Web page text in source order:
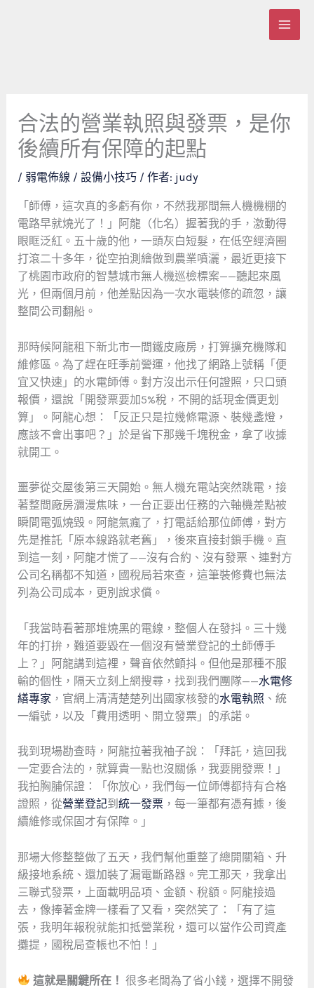
合法的營業執照與發票，是你
後續所有保障的起點
/ 弱電佈線 / 設備小技巧/ 作者: judy
「師傅，這次真的多虧有你，不然我那間無人機機棚的
電路早就燒光了！」阿龍（化名）握著我的手，激動得
眼眶泛紅。五十歲的他，一頭灰白短髮，在低空經濟圈
打滾二十多年，從空拍測繪做到農業噴灑，最近更接下
了桃園市政府的智慧城市無人機巡檢標案——聽起來風
光，但兩個月前，他差點因為一次水電裝修的疏忽，讓
整間公司翻船。
那時候阿龍租下新北市一間鐵皮廠房，打算擴充機隊和
維修區。為了趕在旺季前營運，他找了網路上號稱「便
宜又快速」的水電師傅。對方沒出示任何證照，只口頭
報價，還說「開發票要加5%稅，不開的話現金價更划
算」。阿龍心想：「反正只是拉幾條電源、裝幾盞燈，
應該不會出事吧？」於是省下那幾千塊稅金，拿了收據
就開工。
噩夢從交屋後第三天開始。無人機充電站突然跳電，接
著整間廠房瀰漫焦味，一台正要出任務的六軸機差點被
瞬間電弧燒毀。阿龍氣瘋了，打電話給那位師傅，對方
先是推託「原本線路就老舊」，後來直接封鎖手機。直
到這一刻，阿龍才慌了——沒有合約、沒有發票、連對方
公司名稱都不知道，國稅局若來查，這筆裝修費也無法
列為公司成本，更別說求償。
「我當時看著那堆燒黑的電線，整個人在發抖。三十幾
年的打拚，難道要毀在一個沒有營業登記的土師傅手
上？」阿龍講到這裡，聲音依然顫抖。但他是那種不服
輸的個性，隔天立刻上網搜尋，找到我們團隊——水電修
繕專家 ，官網上清清楚楚列出國家核發的水電執照 、統
一編號，以及「費用透明、開立發票」的承諾。
我到現場勘查時，阿龍拉著我袖子說：「拜託，這回我
一定要合法的，就算貴一點也沒關係，我要開發票！」
我拍胸脯保證：「你放心，我們每一位師傅都持有合格
證照，從營業登記到 統一發票，每一筆都有憑有據，後
續維修或保固才有保障。」
那場大修整整做了五天，我們幫他重整了總開關箱、升
級接地系統、還加裝了漏電斷路器。完工那天，我拿出
三聯式發票，上面載明品項、金額、稅額。阿龍接過
去，像捧著金牌一樣看了又看，突然笑了：「有了這
張，我明年報稅就能扣抵營業稅，還可以當作公司資產
攤提，國稅局查帳也不怕！」
這就是關鍵所在！ 很多老闆為了省小錢，選擇不開發